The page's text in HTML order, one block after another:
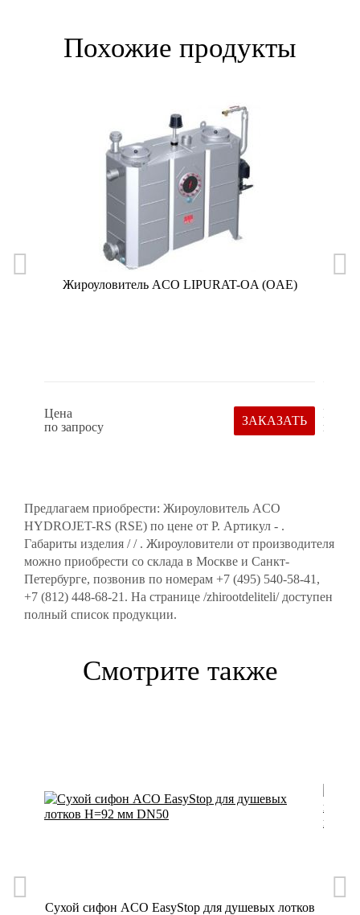
Похожие продукты
Жироуловитель ACO LIPURAT-OA (OAE)
Цена
по запросу
ЗАКАЗАТЬ
Цена
по
Предлагаем приобрести: Жироуловитель ACO
HYDROJET-RS (RSE) по цене от Р. Артикул - .
Габариты изделия / / . Жироуловители от производителя
можно приобрести со склада в Москве и Санкт-
Петербурге, позвонив по номерам +7 (495) 540-58-41,
+7 (812) 448-68-21. На странице /zhirootdeliteli/ доступен
полный список продукции.
Смотрите также
Сухой сифон ACO EasyStop для душевых лотков